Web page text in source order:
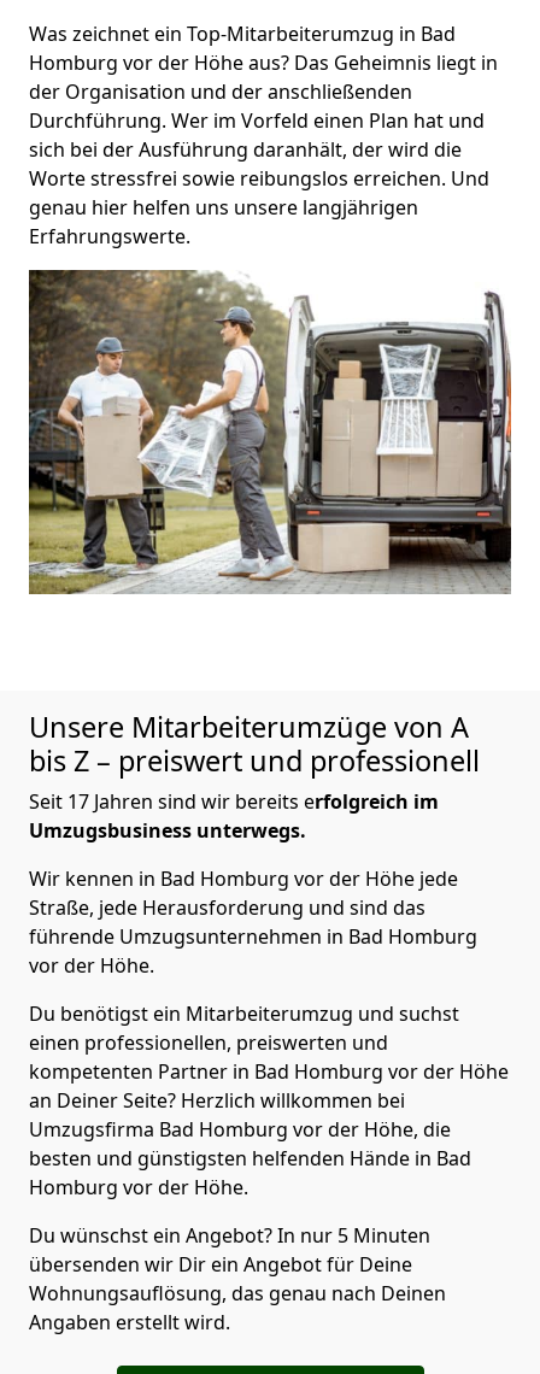
Was zeichnet ein Top-Mitarbeiterumzug in Bad
Homburg vor der Höhe aus? Das Geheimnis liegt in
der Organisation und der anschließenden
Durchführung. Wer im Vorfeld einen Plan hat und
sich bei der Ausführung daranhält, der wird die
Worte stressfrei sowie reibungslos erreichen. Und
genau hier helfen uns unsere langjährigen
Erfahrungswerte.
Unsere Mitarbeiterumzüge von A
bis Z – preiswert und professionell
Seit 17 Jahren sind wir bereits erfolgreich im
Umzugsbusiness unterwegs.
Wir kennen in Bad Homburg vor der Höhe jede
Straße, jede Herausforderung und sind das
führende Umzugsunternehmen in Bad Homburg
vor der Höhe.
Du benötigst ein Mitarbeiterumzug und suchst
einen professionellen, preiswerten und
kompetenten Partner in Bad Homburg vor der Höhe
an Deiner Seite? Herzlich willkommen bei
Umzugsfirma Bad Homburg vor der Höhe, die
besten und günstigsten helfenden Hände in Bad
Homburg vor der Höhe.
Du wünschst ein Angebot? In nur 5 Minuten
übersenden wir Dir ein Angebot für Deine
Wohnungsauflösung, das genau nach Deinen
Angaben erstellt wird.